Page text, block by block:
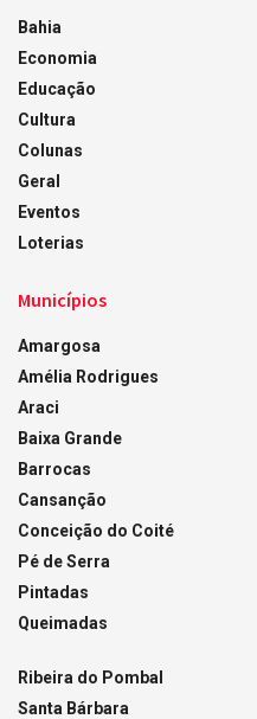
Bahia
Economia
Educação
Cultura
Colunas
Geral
Eventos
Loterias
Municípios
Amargosa
Amélia Rodrigues
Araci
Baixa Grande
Barrocas
Cansanção
Conceição do Coité
Pé de Serra
Pintadas
Queimadas
Ribeira do Pombal
Santa Bárbara